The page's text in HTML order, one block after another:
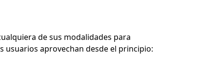
de sus modalidades para
usuarios aprovechan desde el principio: